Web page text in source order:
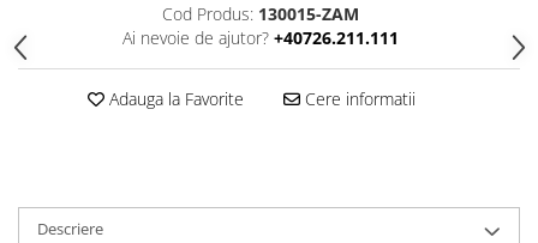
Cod Produs: 130015-ZAM
Ai nevoie de ajutor? +40726.211.111
Adauga la Favorite Cere informatii
Descriere